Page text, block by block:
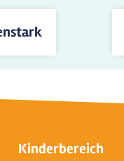
Kinderbereich